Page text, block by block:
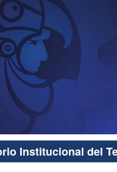
Institucional del